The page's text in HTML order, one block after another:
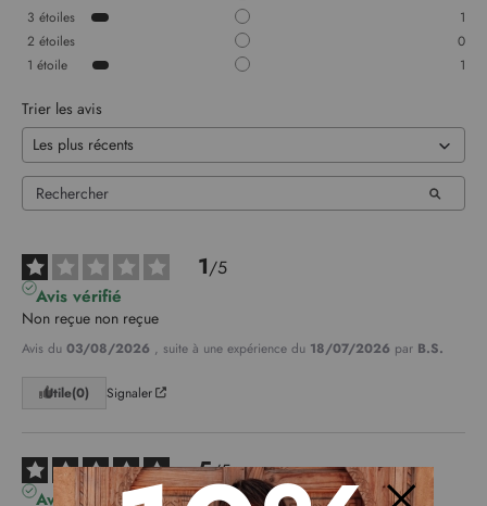
3 étoiles
1
2 étoiles
0
1 étoile 1
Trier les avis
1/5
Avis vérifié
Non reçue non reçue
Avis du 03/08/2026 , suite à une expérience du 18/07/2026 par B.S.
Utile(0) Signaler
5/5
Avis vérifié